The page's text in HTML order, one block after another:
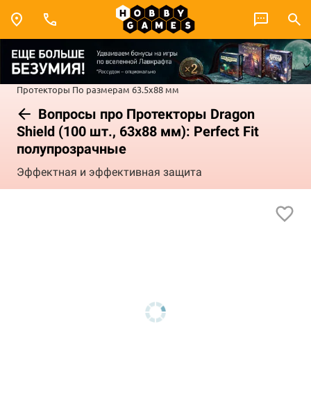
Протекторы По размерам 63.5x88 мм
Вопросы про Протекторы Dragon
Shield (100 шт., 63х88 мм): Perfect Fit
полупрозрачные
Эффектная и эффективная защита